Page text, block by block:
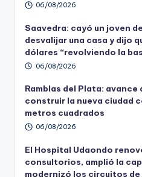
06/08/2026
Saavedra: cayó un joven
desvalijar una casa y dijo
dólares “revolviendo la
06/08/2026
Ramblas del Plata:
construir la nueva ciudad
metros cuadrados
06/08/2026
El Hospital Udaondo
consultorios, amplió la
modernizó los circuitos de